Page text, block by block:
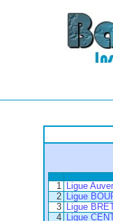
1 Ligue
2
Ligue
3
Ligue
4
Ligue